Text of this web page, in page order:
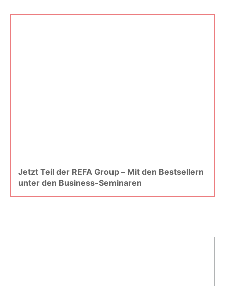
Jetzt Teil der REFA Group – Mit den Bestsellern
unter den Business-Seminaren